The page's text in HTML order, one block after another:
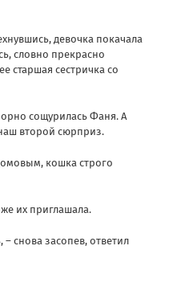
девочка покачала
словно прекрасно
старшая сестричка со
сощурилась Фаня. А
второй сюрприз.
кошка строго
их приглашала.
снова засопев, ответил